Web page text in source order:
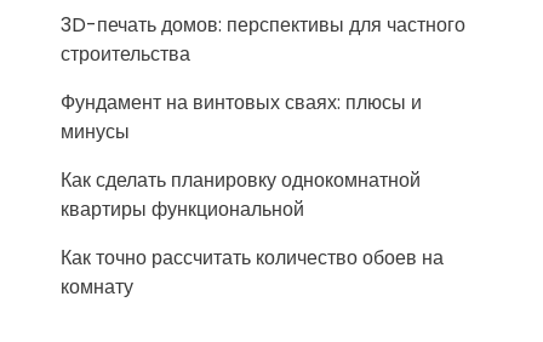
3D-печать домов: перспективы для частного
строительства
Фундамент на винтовых сваях: плюсы и
минусы
Как сделать планировку однокомнатной
квартиры функциональной
Как точно рассчитать количество обоев на
комнату